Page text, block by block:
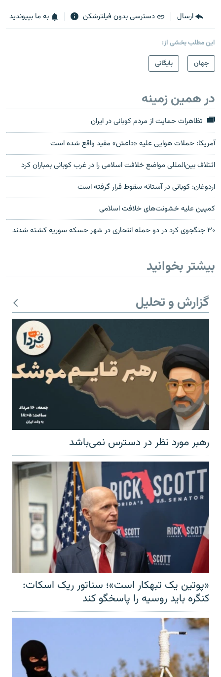
ارسال دسترسی بدون فیلترشکن به ما بپیوندید
این مطلب بخشی از:
جهان
بایگانی
در همین زمینه
تظاهرات حمایت از مردم کوبانی در ایران
آمریکا: حملات هوایی علیه «داعش» مفید واقع شده است
ائتلاف بین‌المللی مواضع خلافت اسلامی را در غرب کوبانی بمباران کرد
اردوغان: کوبانی در آستانه سقوط قرار گرفته است
کمپین علیه خشونت‌های خلافت اسلامی
۳۰ جنگجوی کرد در دو حمله انتحاری در شهر حسکه سوریه کشته شدند
بیشتر بخوانید
گزارش و تحلیل
رهبر مورد نظر در دسترس نمی‌باشد
«پوتین یک تبهکار است»؛ سناتور ریک اسکات:
کنگره باید روسیه را پاسخگو کند